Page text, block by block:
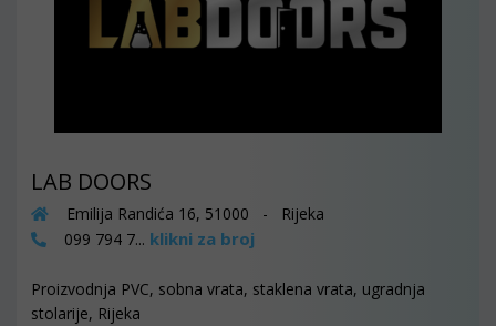
LAB DOORS
Emilija Randića 16, 51000 - Rijeka
099 794 7... klikni za broj
Proizvodnja PVC, sobna vrata, staklena vrata, ugradnja
stolarije, Rijeka